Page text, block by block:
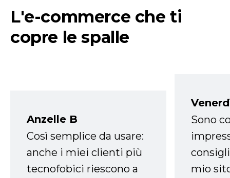
L'e-commerce che ti
copre le spalle
Anzelle B
Così semplice da usare:
anche i miei clienti più
tecnofobici riescono a
Sono
mio